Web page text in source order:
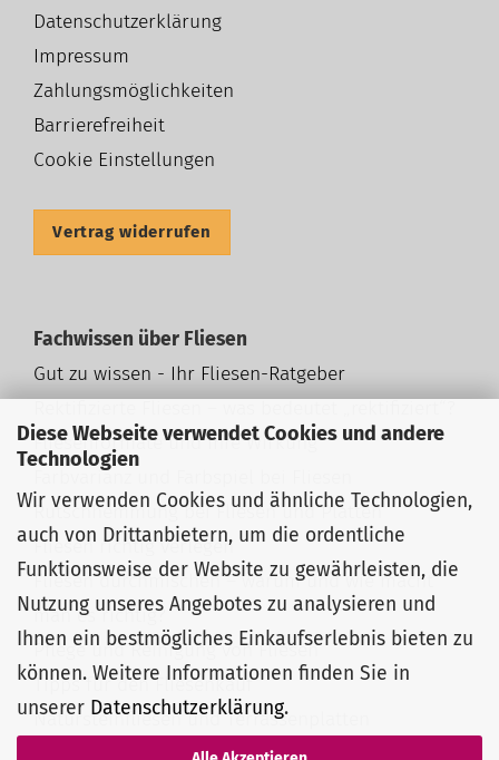
Diese Webseite verwendet Cookies und andere
Technologien
Wir verwenden Cookies und ähnliche Technologien,
auch von Drittanbietern, um die ordentliche
Funktionsweise der Website zu gewährleisten, die
Nutzung unseres Angebotes zu analysieren und
Ihnen ein bestmögliches Einkaufserlebnis bieten zu
können. Weitere Informationen finden Sie in
unserer Datenschutzerklärung.
Datenschutzerklärung
Impressum
Zahlungsmöglichkeiten
Barrierefreiheit
Cookie Einstellungen
Vertrag widerrufen
Fachwissen über Fliesen
Gut zu wissen - Ihr Fliesen-Ratgeber
Fliesenformate und ihre Wirkung
Farbvarianz und Farbspiel bei Fliesen
Rutschhemmung bei Fliesen und Platten
Fliesen richtig verlegen
Fliesen durchmischen – warum und wie macht
man es richtig?
Pflege und Reinigung von Fliesen
Tipps für den Fliesenkauf
Natursteinfliesen und Terrassenplatten